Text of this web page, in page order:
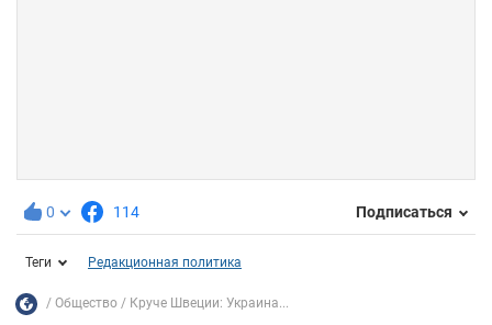
0 114 Подписаться
Теги Редакционная политика
Общество Круче Швеции: Украина...